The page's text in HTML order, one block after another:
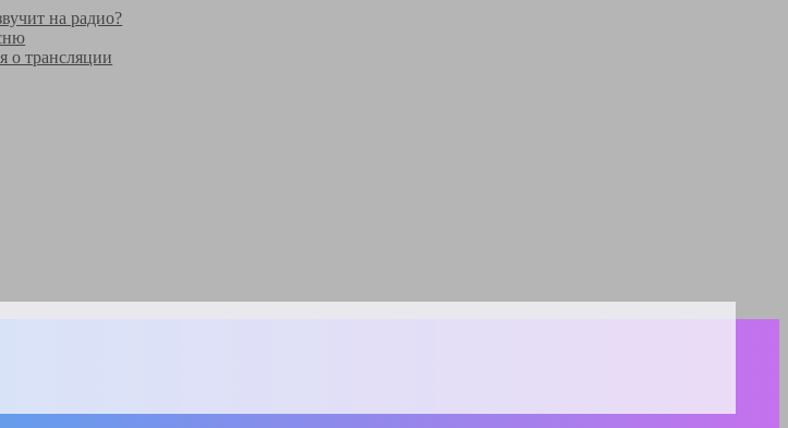
на радио?
о трансляции